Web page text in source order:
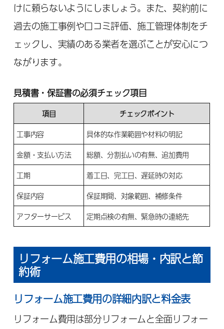
けに頼らないようにしましょう。また、契約前に
過去の施工事例や口コミ評価、施工管理体制をチ
ェックし、実績のある業者を選ぶことが安心につ
ながります。
見積書・保証書の必須チェック項目
項目
チェックポイント
工事内容
具体的な作業範囲や材料の明記
金額・支払い方法
総額、分割払いの有無、追加費用
工期
着工日、完工日、遅延時の対応
保証内容
保証期間、対象範囲、補修条件
アフターサービス
定期点検の有無、緊急時の連絡先
リフォーム施工費用の相場・内訳と節
約術
リフォーム施工費用の詳細内訳と料金表
リフォーム費用は部分リフォームと全面リフォー